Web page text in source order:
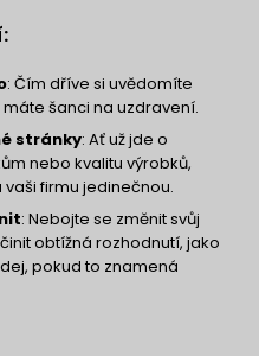
: Čím dříve si uvědomíte
šanci na uzdravení.
stránky: Ať už jde o
nebo kvalitu výrobků,
firmu jedinečnou.
: Nebojte se změnit svůj
obtížná rozhodnutí, jako
pokud to znamená